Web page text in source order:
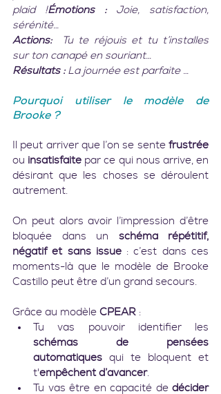
plaid !Émotions : Joie, satisfaction,
sérénité…
Actions:
Tu te réjouis et tu t’installes
sur ton canapé en souriant…
Résultats : La journée est parfaite …
Pourquoi utiliser le modèle de
Brooke ?
Il peut arriver que l’on se sente frustrée
ou insatisfaite par ce qui nous arrive, en
désirant que les choses se déroulent
autrement.
On peut alors avoir l’impression d’être
bloquée dans un schéma répétitif,
négatif et sans issue : c’est dans ces
moments-là que le modèle de Brooke
Castillo peut être d’un grand secours.
Grâce au modèle CPEAR :
schémas de pensées
automatiques qui te bloquent et
t'empêchent d’avancer.
Tu vas être en capacité de décider